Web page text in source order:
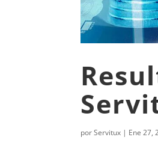
porServitux | Ene 27,